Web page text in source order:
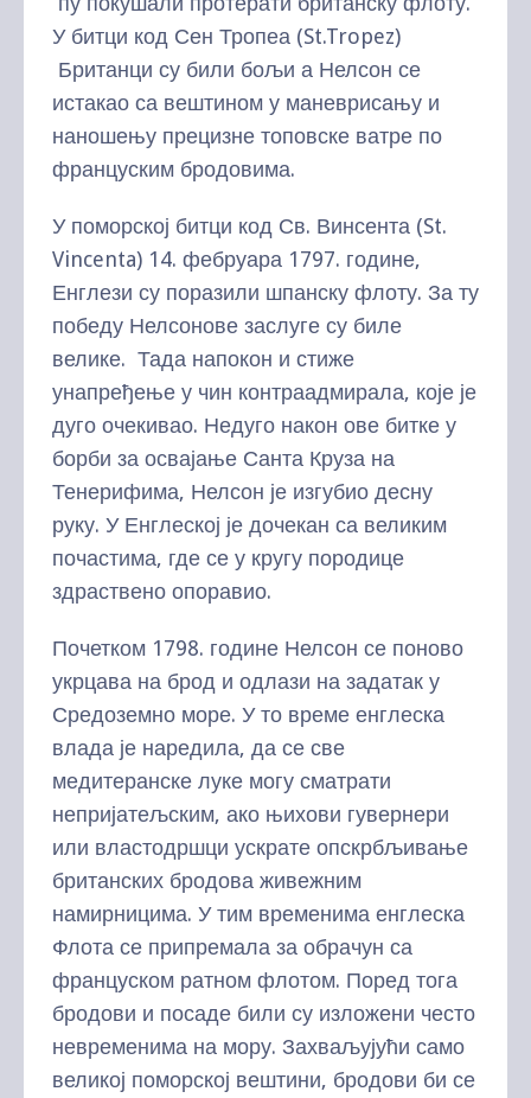
У битци код Сен Тропеа (St.Tropez)
Британци су били бољи а Нелсон се
истакао са вештином у маневрисању и
наношењу прецизне топовске ватре по
француским бродовима.
У поморској битци код Св. Винсента (St.
Vincenta) 14. фебруара 1797. године,
Енглези су поразили шпанску флоту. За ту
победу Нелсонове заслуге су биле
велике. Тада напокон и стиже
унапређење у чин контраадмирала, које је
дуго очекивао. Недуго након ове битке у
борби за освајање Санта Круза на
Тенерифима, Нелсон је изгубио десну
руку. У Енглеској је дочекан са великим
почастима, где се у кругу породице
здраствено опоравио.
Почетком 1798. године Нелсон се поново
укрцава на брод и одлази на задатак у
Средоземно море. У то време енглеска
влада је наредила, да се све
медитеранске луке могу сматрати
непријатељским, ако њихови гувернери
или властодршци ускрате опскрбљивање
британских бродова живежним
намирницима. У тим временима енглеска
Флота се припремала за обрачун са
француском ратном флотом. Поред тога
бродови и посаде били су изложени често
невременима на мору. Захваљујући само
великој поморској вештини, бродови би се